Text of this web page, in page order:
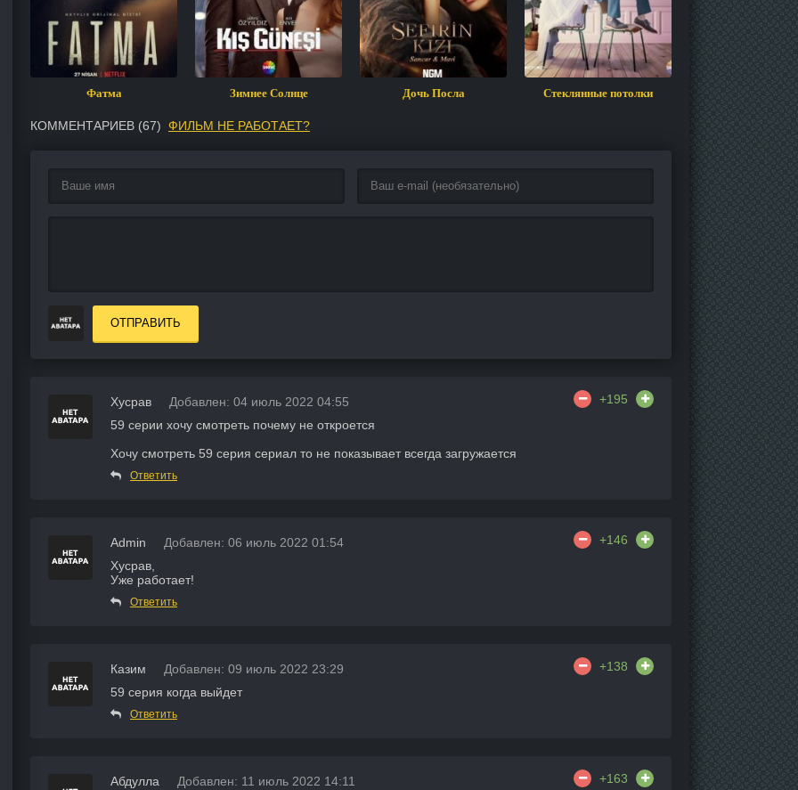
Фатма Зимнее Солнце Дочь Посла Стеклянные потолки Ничто
КОММЕНТАРИЕВ (67) ФИЛЬМ НЕ РАБОТАЕТ?
ОТПРАВИТЬ
Хусрав Добавлен: 04 июль 2022 04:55
+195
59 серии хочу смотреть почему не откроется
Хочу смотреть 59 серия сериал то не показывает всегда загружается
Ответить
Admin Добавлен: 06 июль 2022 01:54
+146
Хусрав,
Уже работает!
Ответить
Казим Добавлен: 09 июль 2022 23:29
+138
59 серия когда выйдет
Ответить
Абдулла Добавлен: 11 июль 2022 14:11 +163